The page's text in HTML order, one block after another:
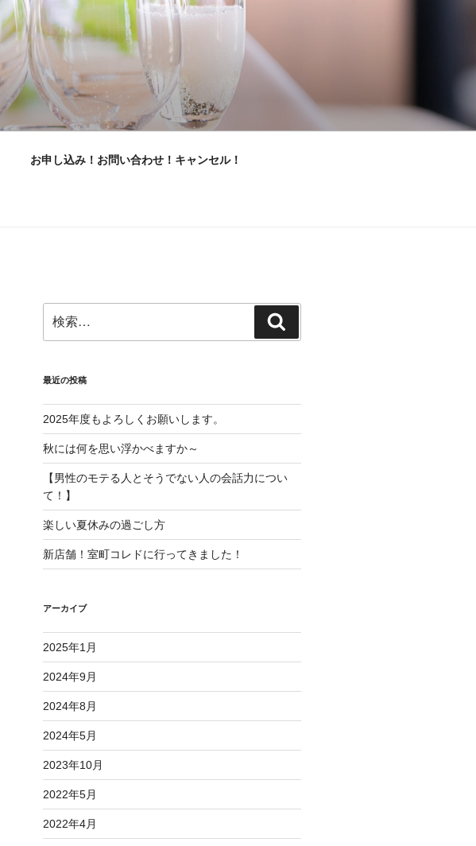
お申し込み！お問い合わせ！キャンセル！
索:
索
最近の投稿
2025年度もよろしくお願いします。
秋には何を思い浮かべますか～
【男性のモテる人とそうでない人の会話力につい
て！】
楽しい夏休みの過ごし方
新店舗！室町コレドに行ってきました！
アーカイブ
2025年1月
2024年9月
2024年8月
2024年5月
2023年10月
2022年5月
2022年4月